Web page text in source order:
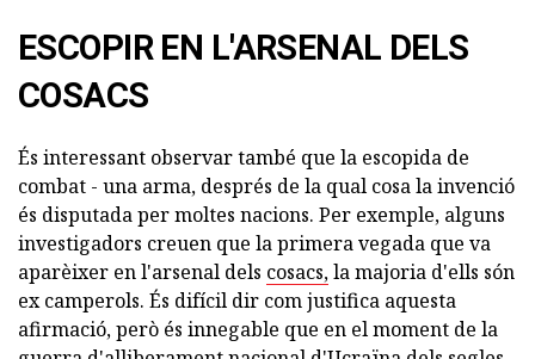
ESCOPIR EN L'ARSENAL DELS
COSACS
És interessant observar també que la escopida de
combat - una arma, després de la qual cosa la invenció
és disputada per moltes nacions. Per exemple, alguns
investigadors creuen que la primera vegada que va
aparèixer en l'arsenal dels cosacs,la majoria d'ells són
ex camperols. És difícil dir com justifica aquesta
afirmació, però és innegable que en el moment de la